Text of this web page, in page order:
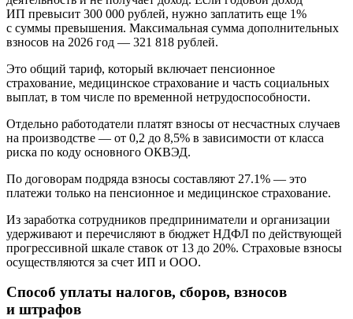
ИП превысит 300 000 рублей, нужно заплатить еще 1%
с суммы превышения. Максимальная сумма дополнительных
взносов на 2026 год — 321 818 рублей.
Это общий тариф, который включает пенсионное
страхование, медицинское страхование и часть социальных
выплат, в том числе по временной нетрудоспособности.
Отдельно работодатели платят взносы от несчастных случаев
на производстве — от 0,2 до 8,5% в зависимости от класса
риска по коду основного ОКВЭД.
По договорам подряда взносы составляют 27.1% — это
платежи только на пенсионное и медицинское страхование.
Из заработка сотрудников предприниматели и организации
удерживают и перечисляют в бюджет НДФЛ по действующей
прогрессивной шкале ставок от 13 до 20%. Страховые взносы
осуществляются за счет ИП и ООО.
Способ уплаты налогов, сборов, взносов
и штрафов